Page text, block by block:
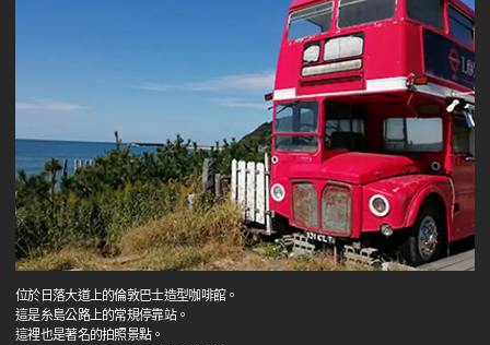
位於日落大道上的倫敦巴士造型咖啡館。
這是糸島公路上的常規停靠站。
這裡也是著名的拍照景點。